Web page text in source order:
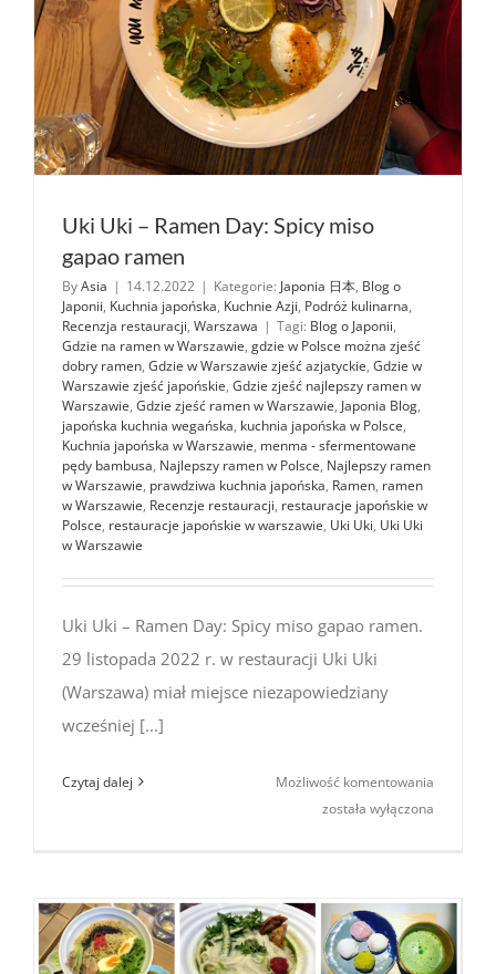
Uki Uki – Ramen Day: Spicy miso
gapao ramen
ByAsia | 14.12.2022 | Kategorie: Japonia 日本, Blog o
Japonii, Kuchnia japońska, Kuchnie Azji, Podróż kulinarna,
Recenzja restauracji, Warszawa | Tagi: Blog o Japonii,
Gdzie na ramen w Warszawie, gdzie w Polsce można zjeść
dobry ramen, Gdzie w Warszawie zjeść azjatyckie, Gdzie w
Warszawie zjeść japońskie, Gdzie zjeść najlepszy ramen w
Warszawie, Gdzie zjeść ramen w Warszawie, Japonia Blog,
japońska kuchnia wegańska, kuchnia japońska w Polsce,
Kuchnia japońska w Warszawie, menma - sfermentowane
pędy bambusa, Najlepszy ramen w Polsce, Najlepszy ramen
w Warszawie, prawdziwa kuchnia japońska, Ramen, ramen
w Warszawie, Recenzje restauracji, restauracje japońskie w
Polsce, restauracje japońskie w warszawie, Uki Uki, Uki Uki
w Warszawie
Uki Uki – Ramen Day: Spicy miso gapao ramen.
29 listopada 2022 r. w restauracji Uki Uki
(Warszawa) miał miejsce niezapowiedziany
wcześniej [...]
Czytaj dalej Możliwość komentowania
Spicy
miso
gapao
została wyłączona